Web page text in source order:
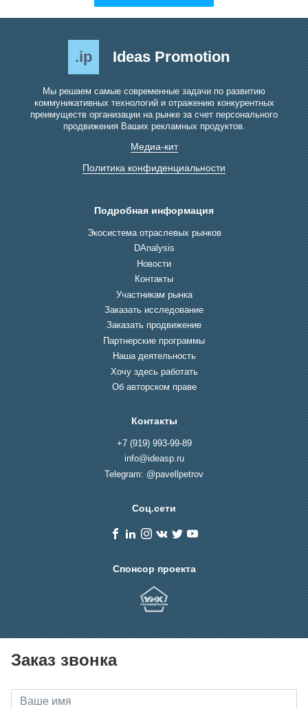
.ip Ideas Promotion
Мы решаем самые современные задачи по развитию
коммуникативных технологий и отражению конкурентных
преимуществ организации на рынке за счет персонального
продвижения Ваших рекламных продуктов.
Медиа-кит
Политика конфиденциальности
Подробная информация
Экосистема отраслевых рынков
DAnalysis
Новости
Контакты
Участникам рынка
Заказать исследование
Заказать продвижение
Партнерские программы
Наша деятельность
Хочу здесь работать
Об авторском праве
Контакты
+7 (919) 993-99-89
info@ideasp.ru
Telegram: @pavellpetrov
Соц.сети
Спонсор проекта
Заказ звонка